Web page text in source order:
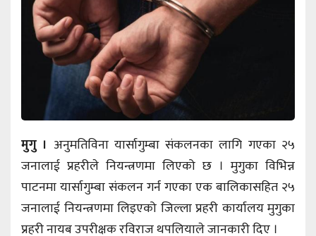
मुगु । अनुमतिविना यार्सागुम्बा संकलनका लागि गएका २५
जनालाई प्रहरीले नियन्त्रणमा लिएको छ । मुगुका विभिन्न
पाटनमा यार्सागुम्बा संकलन गर्न गएका एक बालिकासहित २५
जनालाई नियन्त्रणमा लिइएको जिल्ला प्रहरी कार्यालय मुगुका
प्रहरी नायब उपरीक्षक रविराज थपलियाले जानकारी दिए ।